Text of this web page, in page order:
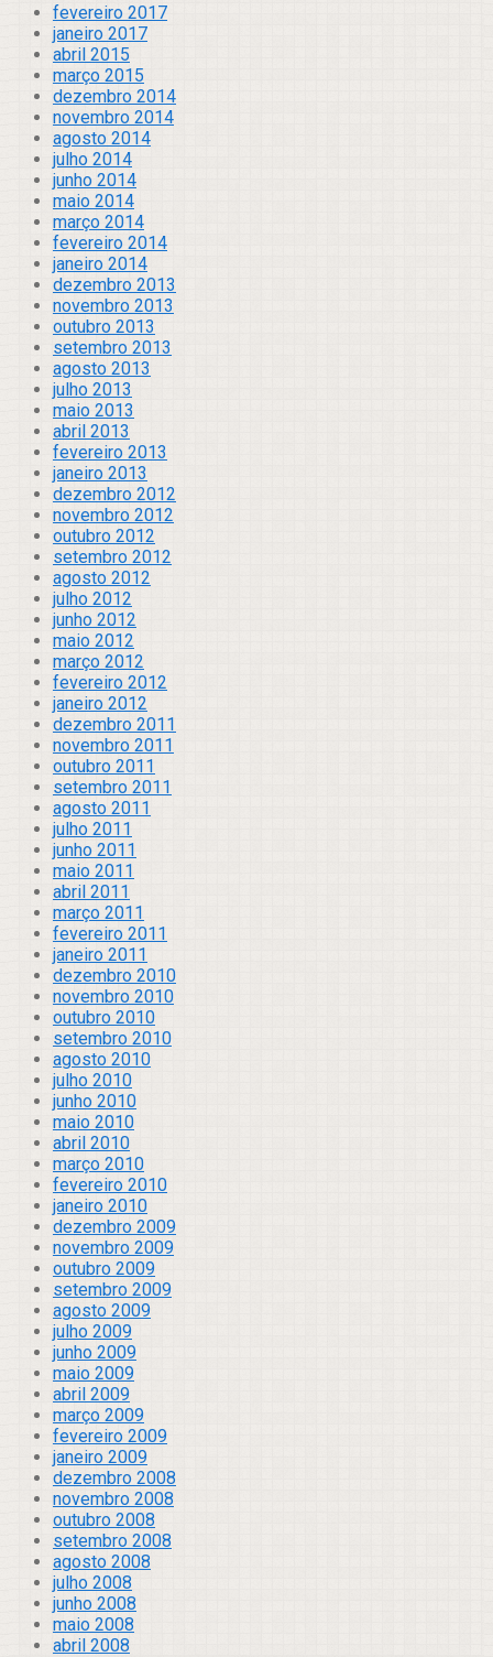
fevereiro 2017
janeiro 2017
abril 2015
março 2015
dezembro 2014
novembro 2014
agosto 2014
julho 2014
junho 2014
maio 2014
março 2014
fevereiro 2014
janeiro 2014
dezembro 2013
novembro 2013
outubro 2013
setembro 2013
agosto 2013
julho 2013
maio 2013
abril 2013
fevereiro 2013
janeiro 2013
dezembro 2012
novembro 2012
outubro 2012
setembro 2012
agosto 2012
julho 2012
junho 2012
maio 2012
março 2012
fevereiro 2012
janeiro 2012
dezembro 2011
novembro 2011
outubro 2011
setembro 2011
agosto 2011
julho 2011
junho 2011
maio 2011
abril 2011
março 2011
fevereiro 2011
janeiro 2011
dezembro 2010
novembro 2010
outubro 2010
setembro 2010
agosto 2010
julho 2010
junho 2010
maio 2010
abril 2010
março 2010
fevereiro 2010
janeiro 2010
dezembro 2009
novembro 2009
outubro 2009
setembro 2009
agosto 2009
julho 2009
junho 2009
maio 2009
abril 2009
março 2009
fevereiro 2009
janeiro 2009
dezembro 2008
novembro 2008
outubro 2008
setembro 2008
agosto 2008
julho 2008
junho 2008
maio 2008
abril 2008